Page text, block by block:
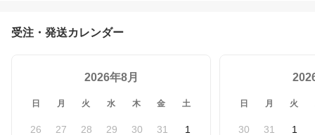
受注・発送カレンダー
2026年8月
日 月 火 水 木 金 土
26 27 28 29 30 31 1
日 月 火
30 31 1